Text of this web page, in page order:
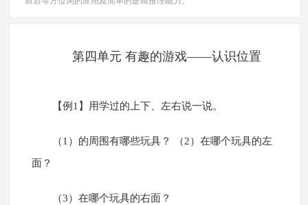
第四单元 有趣的游戏——认识位置
【例1】用学过的上下、左右说一说。
（1）的周围有哪些玩具？ （2）在哪个玩具的左
面？
（3）在哪个玩具的右面？